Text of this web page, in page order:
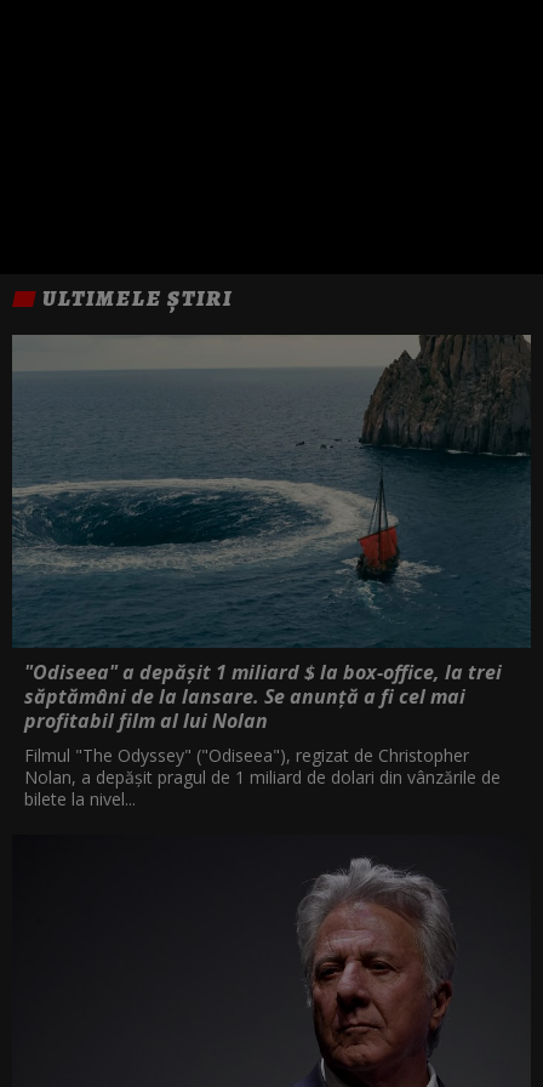
ULTIMELE ȘTIRI
"Odiseea" a depășit 1 miliard $ la box-office, la trei
săptămâni de la lansare. Se anunță a fi cel mai
profitabil film al lui Nolan
Filmul "The Odyssey" ("Odiseea"), regizat de Christopher
Nolan, a depăşit pragul de 1 miliard de dolari din vânzările de
bilete la nivel...